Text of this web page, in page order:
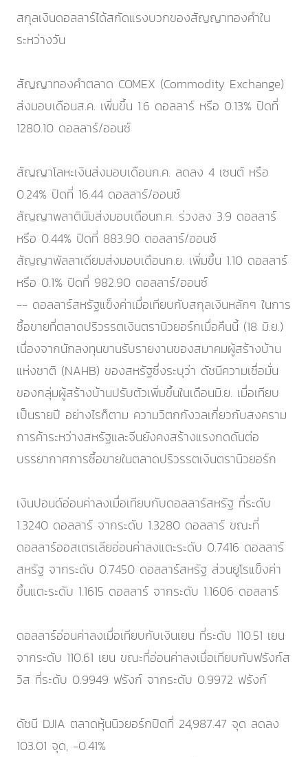
สกุลเงินดอลลาร์ได้สกัดแรงบวกของสัญญาทองคำใน
ระหว่างวัน
สัญญาทองคำตลาด COMEX (Commodity Exchange)
ส่งมอบเดือนส.ค. เพิ่มขึ้น 1.6 ดอลลาร์ หรือ 0.13% ปิดที่
1280.10 ดอลลาร์/ออนซ์
สัญญาโลหะเงินส่งมอบเดือนก.ค. ลดลง 4 เซนต์ หรือ
0.24% ปิดที่ 16.44 ดอลลาร์/ออนซ์
สัญญาพลาตินัมส่งมอบเดือนก.ค. ร่วงลง 3.9 ดอลลาร์
หรือ 0.44% ปิดที่ 883.90 ดอลลาร์/ออนซ์
สัญญาพัลลาเดียมส่งมอบเดือนก.ย. เพิ่มขึ้น 1.10 ดอลลาร์
หรือ 0.1% ปิดที่ 982.90 ดอลลาร์/ออนซ์
-- ดอลลาร์สหรัฐแข็งค่าเมื่อเทียบกับสกุลเงินหลักๆ ในการ
ซื้อขายที่ตลาดปริวรรตเงินตรานิวยอร์กเมื่อคืนนี้ (18 มิ.ย.)
เนื่องจากนักลงทุนขานรับรายงานของสมาคมผู้สร้างบ้าน
แห่งชาติ (NAHB) ของสหรัฐซึ่งระบุว่า ดัชนีความเชื่อมั่น
ของกลุ่มผู้สร้างบ้านปรับตัวเพิ่มขึ้นในเดือนมิ.ย. เมื่อเทียบ
เป็นรายปี อย่างไรก็ตาม ความวิตกกังวลเกี่ยวกับสงคราม
การค้าระหว่างสหรัฐและจีนยังคงสร้างแรงกดดันต่อ
บรรยากาศการซื้อขายในตลาดปริวรรตเงินตรานิวยอร์ก
เงินปอนด์อ่อนค่าลงเมื่อเทียบกับดอลลาร์สหรัฐ ที่ระดับ
1.3240 ดอลลาร์ จากระดับ 1.3280 ดอลลาร์ ขณะที่
ดอลลาร์ออสเตรเลียอ่อนค่าลงแตะระดับ 0.7416 ดอลลาร์
สหรัฐ จากระดับ 0.7450 ดอลลาร์สหรัฐ ส่วนยูโรแข็งค่า
ขึ้นแตะระดับ 1.1615 ดอลลาร์ จากระดับ 1.1606 ดอลลาร์
ดอลลาร์อ่อนค่าลงเมื่อเทียบกับเงินเยน ที่ระดับ 110.51 เยน
จากระดับ 110.61 เยน ขณะที่อ่อนค่าลงเมื่อเทียบกับฟรังก์ส
วิส ที่ระดับ 0.9949 ฟรังก์ จากระดับ 0.9972 ฟรังก์
ดัชนี DJIA ตลาดหุ้นนิวยอร์กปิดที่ 24,987.47 จุด ลดลง
103.01 จุด, -0.41%